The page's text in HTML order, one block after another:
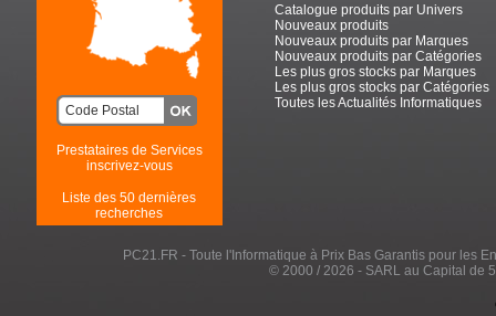
Prestataires de Services
inscrivez-vous
Liste des 50 dernières
recherches
Catalogue produits par Univers
Nouveaux produits
Nouveaux produits par Marques
Nouveaux produits par Catégories
Les plus gros stocks par Marques
Les plus gros stocks par Catégories
Toutes les Actualités Informatiques
PC21.FR - Toute l'Informatique à Prix Bas Garantis pour les
© 2000 / 2026 - SARL au Capital de